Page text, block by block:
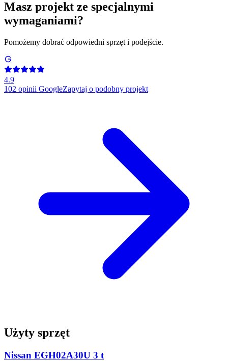
Masz projekt ze specjalnymi
wymaganiami?
Pomożemy dobrać odpowiedni sprzęt i podejście.
4.9
102 opinii GoogleZapytaj o podobny projekt
Użyty sprzęt
Nissan EGH02A30U 3 t